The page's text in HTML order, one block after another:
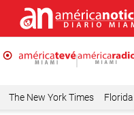
The New York Times Florida